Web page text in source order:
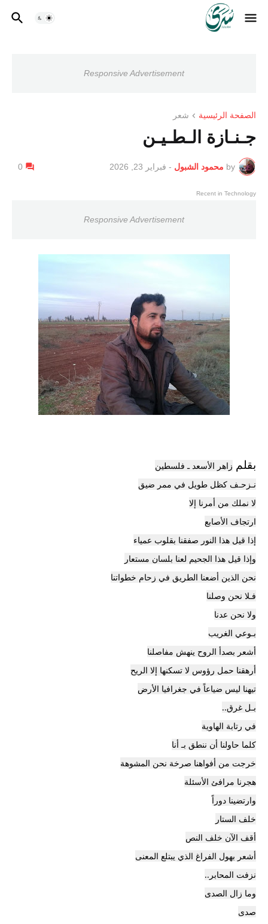
Responsive Advertisement
الصفحة الرئيسية شعر
جـنـازة الـطـيـن
by محمود الشبول - فبراير 23, 2026 0
Recent in Technology
Responsive Advertisement
بقلم زاهر الأسعد ـ فلسطين
​نـزحـف كظل طويل في ممر ضيق
لا نملك من أمرنا إلا
ارتجاف الأصابع
​إذا قيل هذا النور صفقنا بقلوب عمياء
وإذا قيل هذا الجحيم لعنا بلسان مستعار
نحن الذين أضعنا الطريق في زحام خطواتنا
فـلا نحن وصلنا
ولا نحن عدنا
بـوعي الغريب
​أشعر بصدأ الروح ينهش مفاصلنا
أرهقنا حمل رؤوس لا تسكنها إلا الريح
تيهنا ليس ضياعاً في جغرافيا الأرض
بـل غرق..
في رتابة الهاوية
​كلما حاولنا أن ننطق بـ أنا
خرجت من أفواهنا صرخة نحن المشوهة
هجرنا مرافئ الأسئلة
وارتضينا دوراً
خلف الستار
​أقف الآن خلف النص
أشعر بهول الفراغ الذي يبتلع المعنى
نزفت المحابر..
وما زال الصدى
صدى